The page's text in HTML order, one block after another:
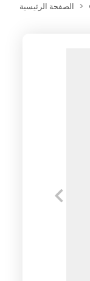
الصفحة الرئيسية